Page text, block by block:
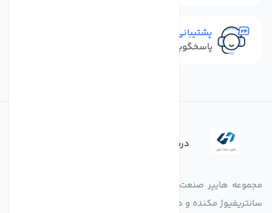
پشتیبانی سریع
پاسخگویی سریع به تماس‌ها و پیام‌ها
درباره فروشگاه
مجموعه هایپر صنعت ایران در امر تولید و واردات انواع فن های
سانتریفیوژ مکنده و دمنده آکسیال، سقفی، بین کانالی، مرغداری و